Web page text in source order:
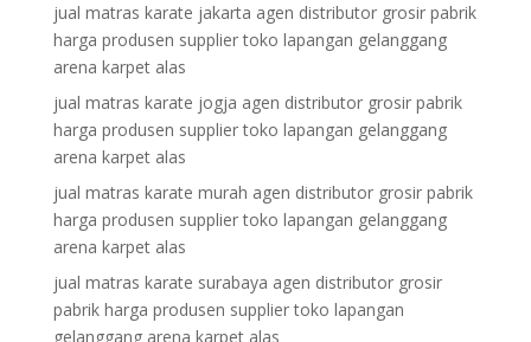
jual matras karate jakarta agen distributor grosir pabrik
harga produsen supplier toko lapangan gelanggang
arena karpet alas
jual matras karate jogja agen distributor grosir pabrik
harga produsen supplier toko lapangan gelanggang
arena karpet alas
jual matras karate murah agen distributor grosir pabrik
harga produsen supplier toko lapangan gelanggang
arena karpet alas
jual matras karate surabaya agen distributor grosir
pabrik harga produsen supplier toko lapangan
gelanggang arena karpet alas